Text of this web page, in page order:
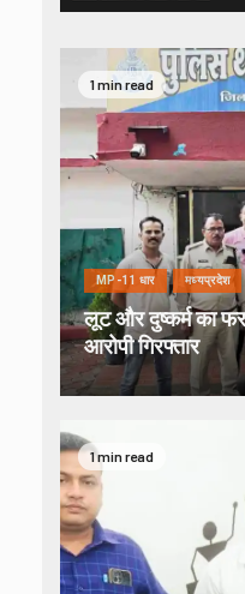
1 min read
MP-11 धार मध्यप्रदेश
लूट और दुष्कर्म का
आरोपी गिरफ्तार
1 min read